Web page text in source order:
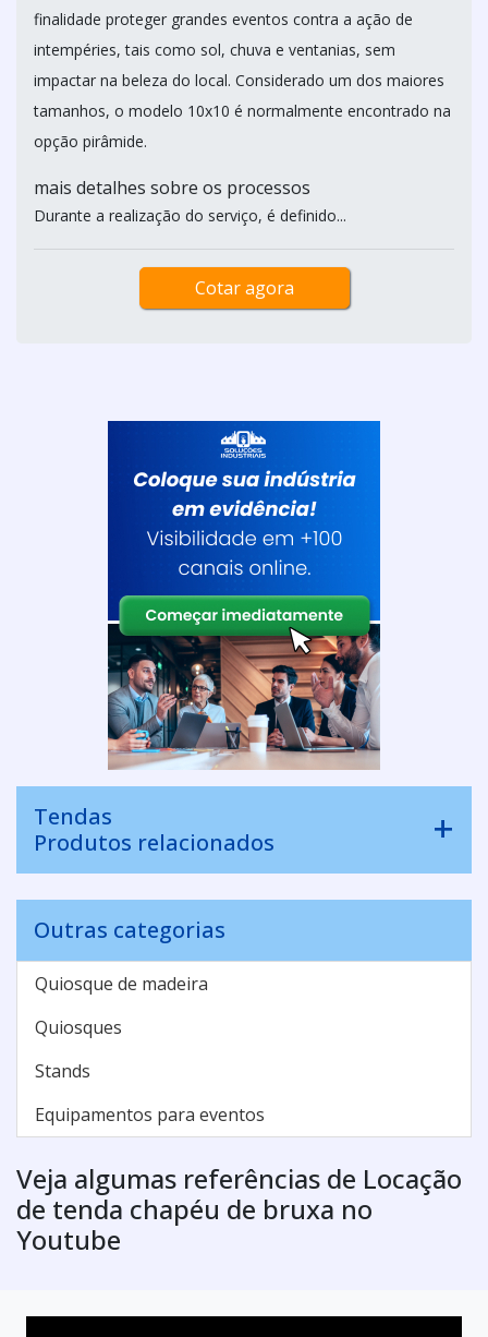
finalidade proteger grandes eventos contra a ação de
intempéries, tais como sol, chuva e ventanias, sem
impactar na beleza do local. Considerado um dos maiores
tamanhos, o modelo 10x10 é normalmente encontrado na
opção pirâmide.
mais detalhes sobre os processos
Durante a realização do serviço, é definido...
Cotar agora
Tendas
Produtos relacionados
Outras categorias
Quiosque de madeira
Quiosques
Stands
Equipamentos para eventos
Veja algumas referências de Locação
de tenda chapéu de bruxa no
Youtube